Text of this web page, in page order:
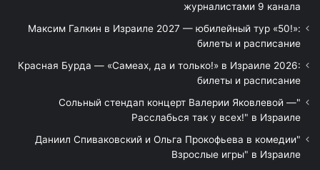
журналистами 9 канала
Максим Галкин в Израиле 2027 — юбилейный тур «50!»:
билеты и расписание
Красная Бурда — «Самеах, да и только!» в Израиле 2026:
билеты и расписание
"Сольный стендап концерт Валерии Яковлевой —
Расслабься так у всех!" в Израиле
"Даниил Спиваковский и Ольга Прокофьева в комедии
Взрослые игры" в Израиле